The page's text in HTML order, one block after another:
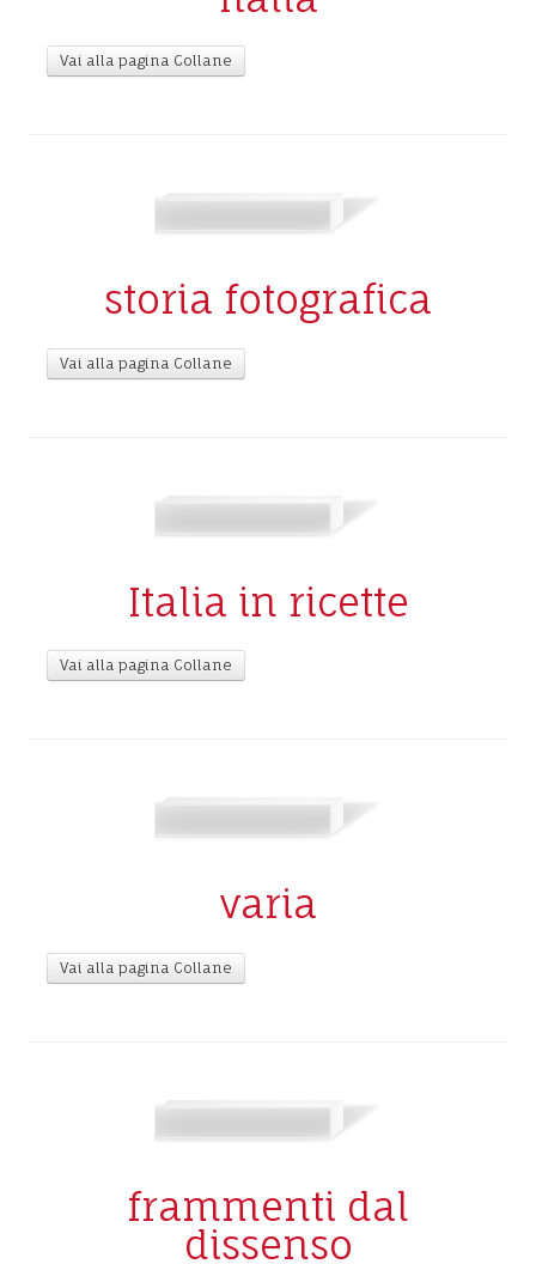
Vai alla pagina Collane
storia fotografica
Vai alla pagina Collane
Italia in ricette
Vai alla pagina Collane
varia
Vai alla pagina Collane
frammenti dal
dissenso